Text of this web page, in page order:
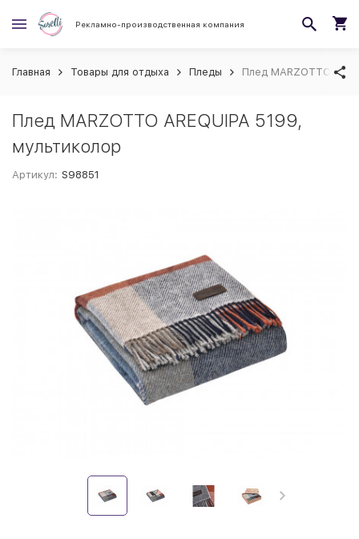
Рекламно-производственная компания
Главная Товары для отдыха Пледы Плед MARZOTTO
Плед MARZOTTO AREQUIPA 5199,
мультиколор
Артикул: S98851